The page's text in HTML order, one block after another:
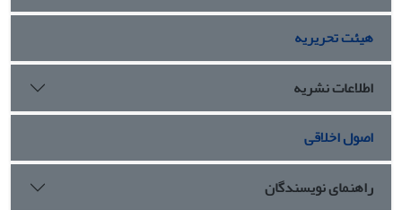
هیئت تحریریه
اطلاعات نشریه
اصول اخلاقی
راهنمای نویسندگان